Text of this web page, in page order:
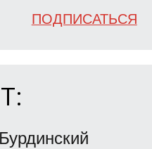
ПОДПИСАТЬСЯ